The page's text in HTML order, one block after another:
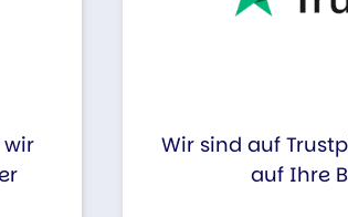
Wir sind auf
auf Ihre